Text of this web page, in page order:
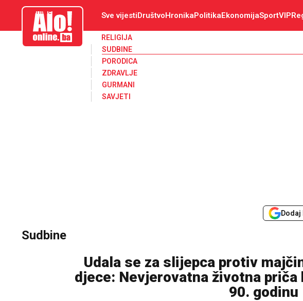
aloonline.ba Sve vijestiDruštvoHronikaPolitikaEkonomijaSportVIP
RELIGIJA
SUDBINE
PORODICA
ZDRAVLJE
GURMANI
SAVJETI
Sudbine
Udala se za slijepca protiv
djece: Nevjerovatna životna priča
90. godinu